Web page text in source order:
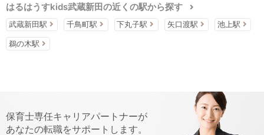
はるはうすkids武蔵新田の近くの駅から探す
武蔵新田駅 千鳥町駅 下丸子駅 矢口渡駅 池上駅
鵜の木駅
保育士専任キャリアパートナーが
あなたの転職をサポートします。